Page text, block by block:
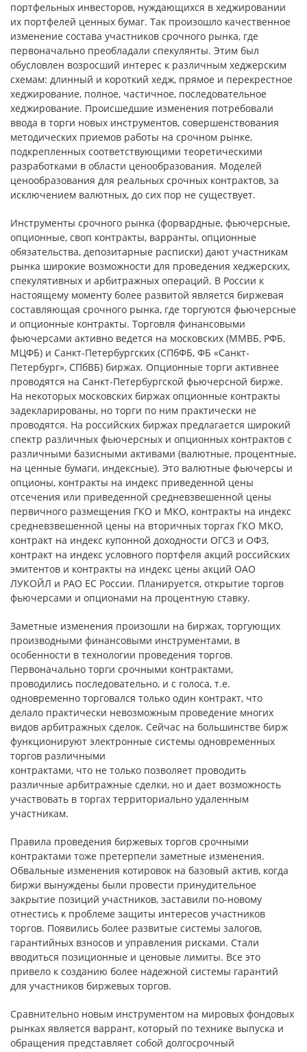
портфельных инвесторов, нуждающихся в хеджировании
их портфелей ценных бумаг. Так произошло качественное
изменение состава участников срочного рынка, где
первоначально преобладали спекулянты. Этим был
обусловлен возросший интерес к различным хеджерским
схемам: длинный и короткий хедж, прямое и перекрестное
хеджирование, полное, частичное, последовательное
хеджирование. Происшедшие изменения потребовали
ввода в торги новых инструментов, совершенствования
методических приемов работы на срочном рынке,
подкрепленных соответствующими теоретическими
разработками в области ценообразования. Моделей
ценообразования для реальных срочных контрактов, за
исключением валютных, до сих пор не существует.
Инструменты срочного рынка (форвардные, фьючерсные,
опционные, своп контракты, варранты, опционные
обязательства, депозитарные расписки) дают участникам
рынка широкие возможности для проведения хеджерских,
спекулятивных и арбитражных операций. В России к
настоящему моменту более развитой является биржевая
составляющая срочного рынка, где торгуются фьючерсные
и опционные контракты. Торговля финансовыми
фьючерсами активно ведется на московских (ММВБ, РФБ,
МЦФБ) и Санкт-Петербургских (СПбФБ, ФБ «Санкт-
Петербург», СПбВБ) биржах. Опционные торги активнее
проводятся на Санкт-Петербургской фьючерсной бирже.
На некоторых московских биржах опционные контракты
задекларированы, но торги по ним практически не
проводятся. На российских биржах предлагается широкий
спектр различных фьючерсных и опционных контрактов с
различными базисными активами (валютные, процентные,
на ценные бумаги, индексные). Это валютные фьючерсы и
опционы, контракты на индекс приведенной цены
отсечения или приведенной средневзвешенной цены
первичного размещения ГКО и МКО, контракты на индекс
средневзвешенной цены на вторичных торгах ГКО МКО,
контракт на индекс купонной доходности ОГСЗ и ОФЗ,
контракт на индекс условного портфеля акций российских
эмитентов и контракты на индекс цены акций ОАО
ЛУКОЙЛ и РАО ЕС России. Планируется, открытие торгов
фьючерсами и опционами на процентную ставку.
Заметные изменения произошли на биржах, торгующих
производными финансовыми инструментами, в
особенности в технологии проведения торгов.
Первоначально торги срочными контрактами,
проводились последовательно, и c голоса, т.е.
одновременно торговался только один контракт, что
делало практически невозможным проведение многих
видов арбитражных сделок. Сейчас на большинстве бирж
функционируют электронные системы одновременных
торгов различными
контрактами, что не только позволяет проводить
различные арбитражные сделки, но и дает возможность
участвовать в торгах территориально удаленным
участникам.
Правила проведения биржевых торгов срочными
контрактами тоже претерпели заметные изменения.
Обвальные изменения котировок на базовый актив, когда
биржи вынуждены были провести принудительное
закрытие позиций участников, заставили по-новому
отнестись к проблеме защиты интересов участников
торгов. Появились более развитые системы залогов,
гарантийных взносов и управления рисками. Стали
вводиться позиционные и ценовые лимиты. Все это
привело к созданию более надежной системы гарантий
для участников биржевых торгов.
Сравнительно новым инструментом на мировых фондовых
рынках является варрант, который по технике выпуска и
обращения представляет собой долгосрочный